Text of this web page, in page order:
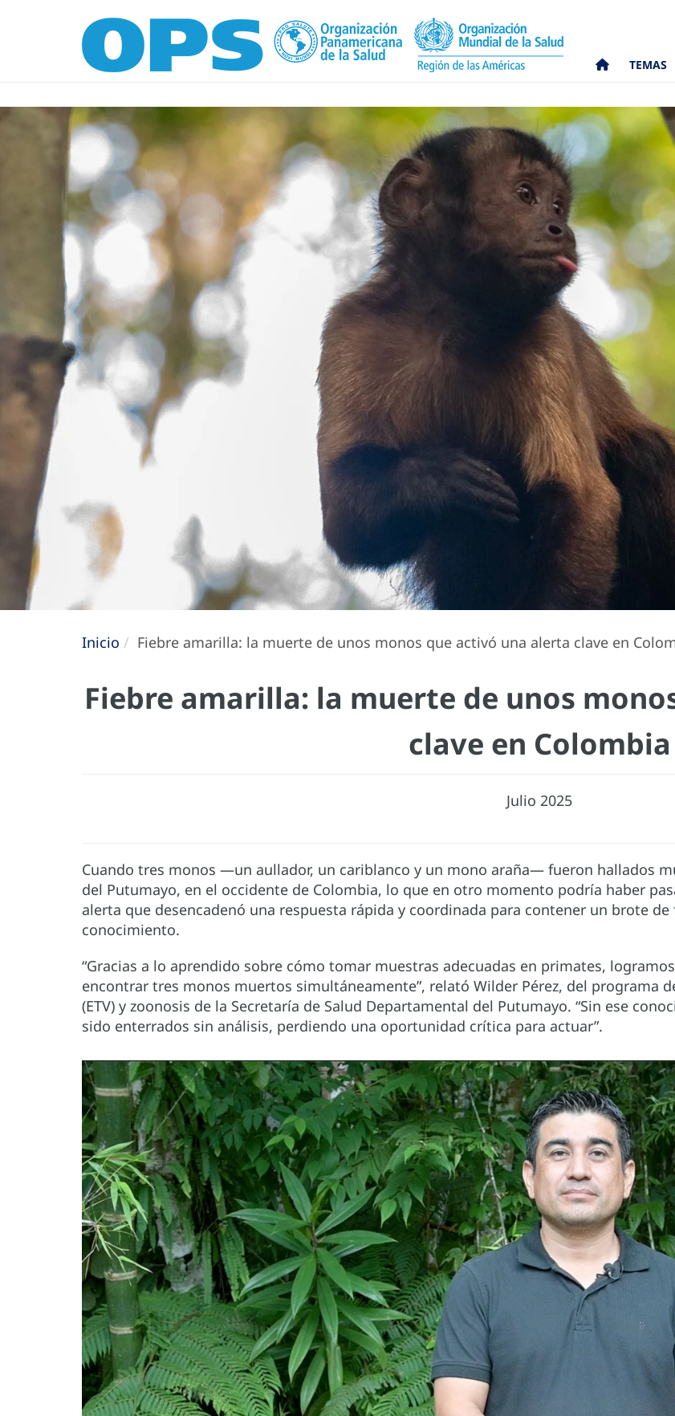
TEMAS
Inicio Fiebre amarilla: la muerte de unos monos que activó una alerta clave en
Fiebre amarilla: la muerte de unos
clave en Colombia
Julio 2025
Cuando tres monos —un aullador, un cariblanco y un mono araña— fueron hallados
del Putumayo, en el occidente de Colombia, lo que en otro momento podría haber
alerta que desencadenó una respuesta rápida y coordinada para contener un brote
conocimiento.
“Gracias a lo aprendido sobre cómo tomar muestras adecuadas en primates,
encontrar tres monos muertos simultáneamente”, relató Wilder Pérez, del programa
(ETV) y zoonosis de la Secretaría de Salud Departamental del Putumayo. “Sin ese
sido enterrados sin análisis, perdiendo una oportunidad crítica para actuar”.